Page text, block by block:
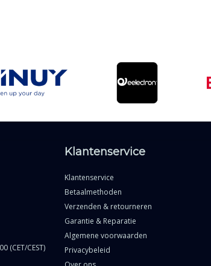
(CET/CEST)
Klantenservice
Klantenservice
Betaalmethoden
Verzenden & retourneren
Garantie & Reparatie
Algemene voorwaarden
Privacybeleid